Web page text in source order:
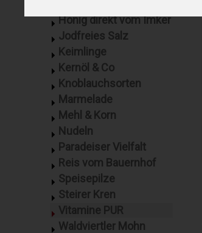
Honig direkt vom Imker
Jodfreies Salz
Keimlinge
Kernöl & Co
Knoblauchsorten
Marmelade
Mehl & Korn
Nudeln
Paradeiser Vielfalt
Reis vom Bauernhof
Speisepilze
Steirer Kren
Vitamine PUR
Waldviertler Mohn